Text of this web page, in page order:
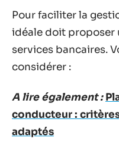
Pour faciliter la
idéale doit proposer
services bancaires.
considérer :
A lire également :
conducteur :
adaptés